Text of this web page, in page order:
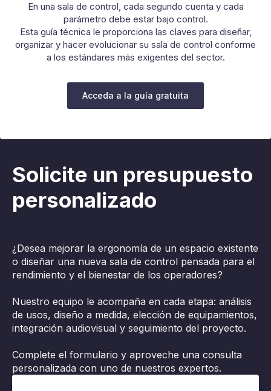
En una sala de control, cada segundo cuenta y cada
parámetro debe estar bajo control.
Esta guía técnica le proporciona las claves para diseñar,
organizar y hacer evolucionar su sala de control conforme
a los estándares más exigentes del sector.
Acceda a la guía gratuita
Solicite un presupuesto
personalizado
¿Desea mejorar la ergonomía de un espacio existente
o diseñar una nueva sala de control pensada para el
rendimiento y el bienestar de los operadores?
Nuestro equipo le acompaña en cada etapa: análisis
de usos, diseño a medida, elección de equipamientos,
integración audiovisual y seguimiento del proyecto.
Complete el formulario y aproveche una consulta
personalizada con uno de nuestros expertos.